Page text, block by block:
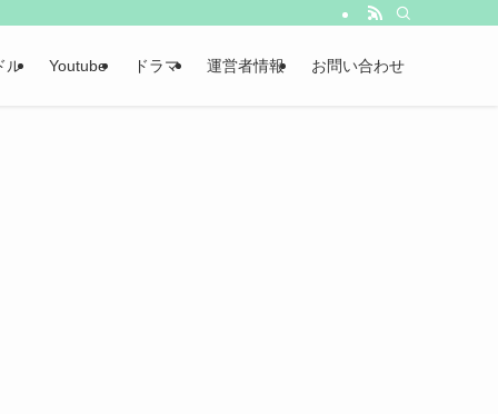
ル Youtube ドラマ 運営者情報 お問い合わせ